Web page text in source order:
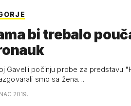
bi trebalo
Gavelli počinju probe za predstavu
smo sa žena…
2019.